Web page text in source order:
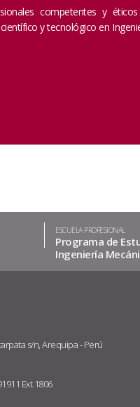
competentes y
y tecnológico en
ESCUELA PROFESIONAL
Programa de
Ingeniería
s/n, Arequipa - Perú
Ext.1806